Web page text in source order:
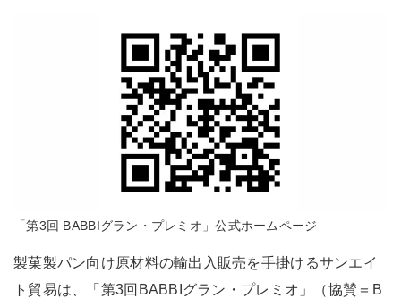
「第3回 BABBIグラン・プレミオ」公式ホームページ
製菓製パン向け原材料の輸出入販売を手掛けるサンエイ
ト貿易は、「第3回BABBIグラン・プレミオ」（協賛＝B